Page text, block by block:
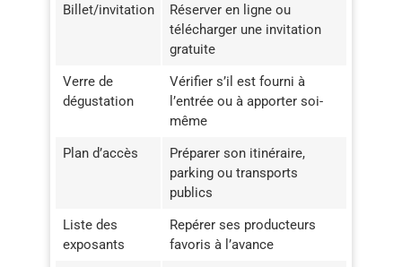
Billet/invitation
Réserver en ligne ou
télécharger une invitation
gratuite
Verre de
dégustation
Vérifier s’il est fourni à
l’entrée ou à apporter soi-
même
Plan d’accès
Préparer son itinéraire,
parking ou transports
publics
Liste des
exposants
Repérer ses producteurs
favoris à l’avance